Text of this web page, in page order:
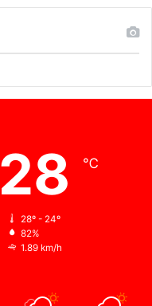
28 ℃
28º - 24º
82%
1.89 km/h